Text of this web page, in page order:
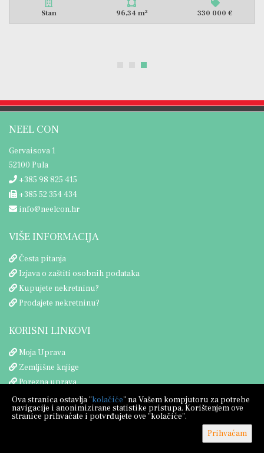
Stan 96,34 m2 330 000 €
NEEL CON
Gervaisova 1
52100 Pula
+385 98 825 415
+385 52 354 434
info@neelcon.hr
VIŠE INFORMACIJA
Česta pitanja
Izjava o zaštiti osobnih podataka
Kupujete nekretninu?
Prodajete nekretninu?
KORISNI LINKOVI
Moja Uprava
Zemljišne knjige
Porezna uprava
Ova stranica ostavlja "kolačiće" na Vašem kompjutoru za potrebe
navigacije i anonimizirane statistike pristupa. Korištenjem ove
stranice prihvaćate i potvrđujete ove "kolačiće".
Prihvaćam